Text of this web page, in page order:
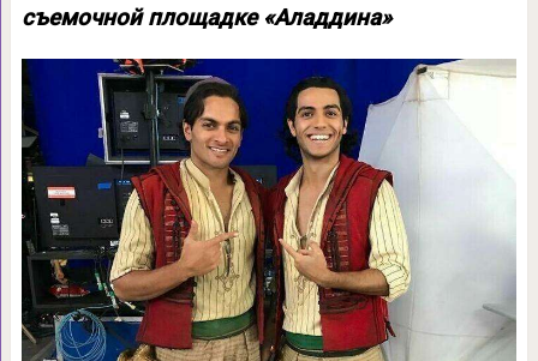
съемочной площадке «Аладдина»